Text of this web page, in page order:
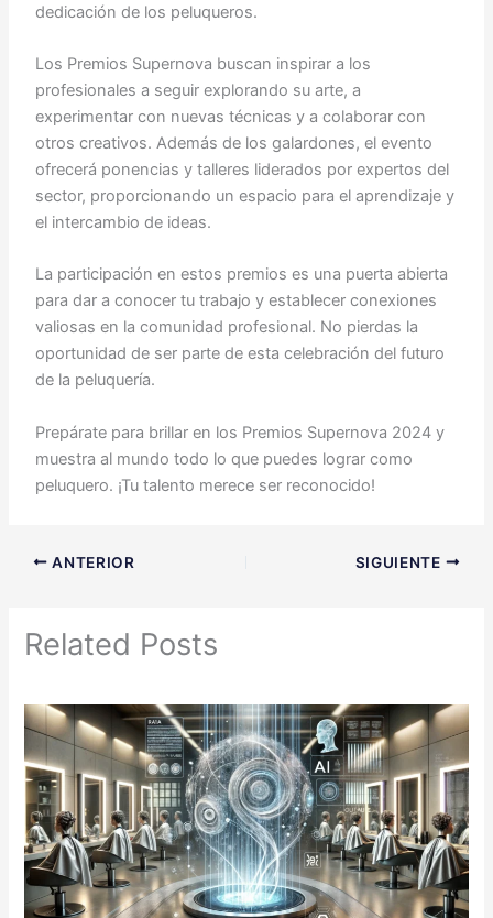
dedicación de los peluqueros.
Los Premios Supernova buscan inspirar a los
profesionales a seguir explorando su arte, a
experimentar con nuevas técnicas y a colaborar con
otros creativos. Además de los galardones, el evento
ofrecerá ponencias y talleres liderados por expertos del
sector, proporcionando un espacio para el aprendizaje y
el intercambio de ideas.
La participación en estos premios es una puerta abierta
para dar a conocer tu trabajo y establecer conexiones
valiosas en la comunidad profesional. No pierdas la
oportunidad de ser parte de esta celebración del futuro
de la peluquería.
Prepárate para brillar en los Premios Supernova 2024 y
muestra al mundo todo lo que puedes lograr como
peluquero. ¡Tu talento merece ser reconocido!
ANTERIOR SIGUIENTE
Related Posts